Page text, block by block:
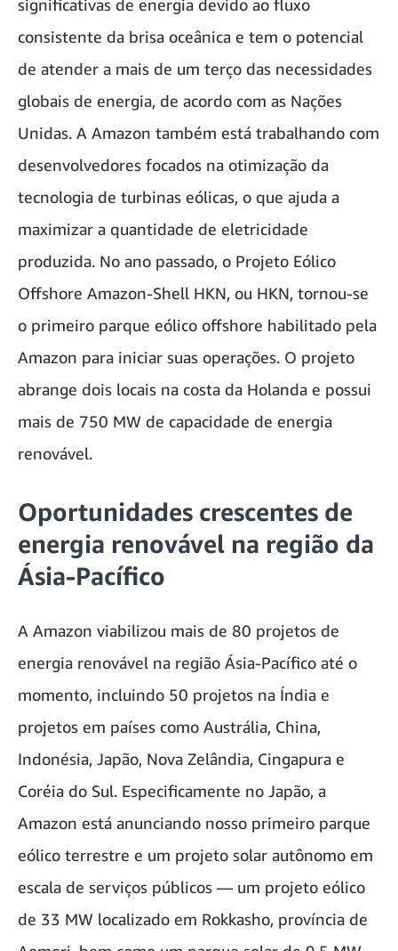
significativas de energia devido ao fluxo
consistente da brisa oceânica e tem o potencial
de atender a mais de um terço das necessidades
globais de energia, de acordo com as Nações
Unidas. A Amazon também está trabalhando com
desenvolvedores focados na otimização da
tecnologia de turbinas eólicas, o que ajuda a
maximizar a quantidade de eletricidade
produzida. No ano passado, o Projeto Eólico
Offshore Amazon-Shell HKN, ou HKN, tornou-se
o primeiro parque eólico offshore habilitado pela
Amazon para iniciar suas operações. O projeto
abrange dois locais na costa da Holanda e possui
mais de 750 MW de capacidade de energia
renovável.
Oportunidades crescentes de
energia renovável na região da
Ásia-Pacífico
A Amazon viabilizou mais de 80 projetos de
energia renovável na região Ásia-Pacífico até o
momento, incluindo 50 projetos na Índia e
projetos em países como Austrália, China,
Indonésia, Japão, Nova Zelândia, Cingapura e
Coréia do Sul. Especificamente no Japão, a
Amazon está anunciando nosso primeiro parque
eólico terrestre e um projeto solar autônomo em
escala de serviços públicos — um projeto eólico
de 33 MW localizado em Rokkasho, província de